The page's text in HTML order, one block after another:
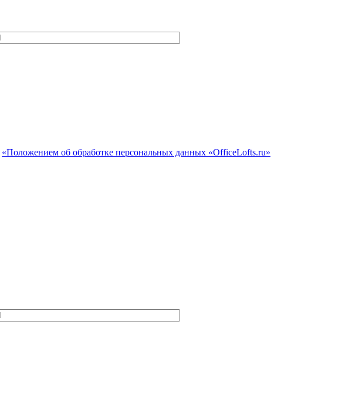
«Положением об обработке персональных данных «OfficeLofts.ru»